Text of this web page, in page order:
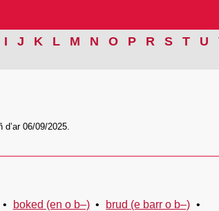
I J K L M N O P R S T U
d’ar 06/09/2025.
boked (en o b–)
brud (e barr o b–)